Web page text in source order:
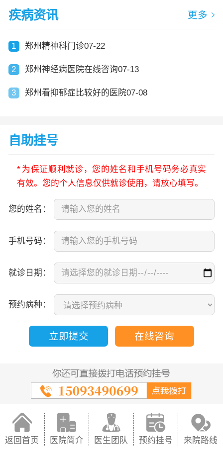
疾病资讯 更多
1 郑州精神科门诊07-22
2 郑州神经病医院在线咨询07-13
3 郑州看抑郁症比较好的医院07-08
自助挂号
* 为保证顺利就诊，您的姓名和手机号码务必真实
有效。您的个人信息仅供就诊使用，请放心填写。
您的姓名：
手机号码：
就诊日期：
预约病种：
立即提交 在线咨询
返回首页 医院简介 医生团队 预约挂号 来院路线